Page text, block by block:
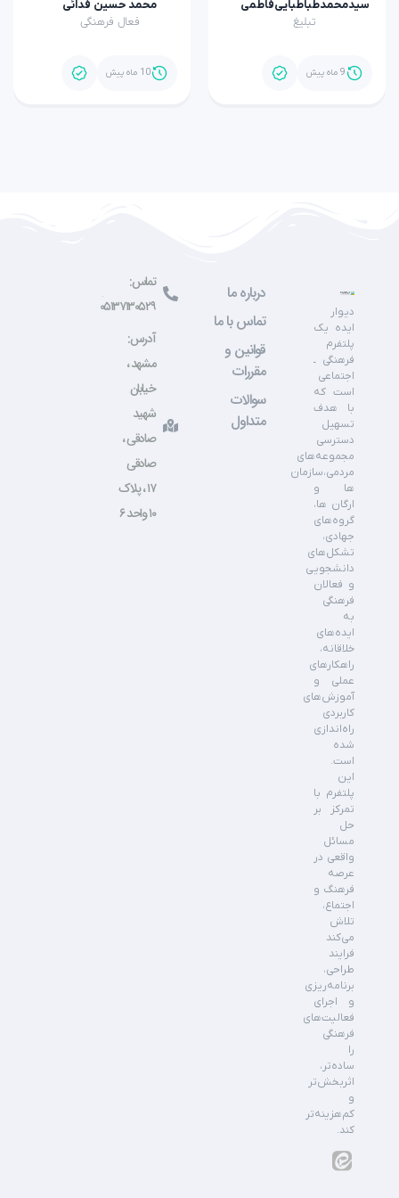
سیدمحمدطباطبایی‌فاطمی
تبلیغ
9 ماه پیش
محمد حسین فدائی
فعال فرهنگی
10 ماه پیش
دیوار
ایده یک
پلتفرم
فرهنگی ـ
اجتماعی
است که
با هدف
تسهیل
دسترسی
مجموعه‌های
مردمی،سازمان
ها و
ارگان ها،
گروه‌های
جهادی،
تشکل‌های
دانشجویی
و فعالان
فرهنگی
به
ایده‌های
خلاقانه،
راهکارهای
عملی و
آموزش‌های
کاربردی
راه‌اندازی
شده
است.
این
پلتفرم با
تمرکز بر
حل
مسائل
واقعی در
عرصه
فرهنگ و
اجتماع،
تلاش
می‌کند
فرایند
طراحی،
برنامه‌ریزی
و اجرای
فعالیت‌های
فرهنگی
را
ساده‌تر،
اثربخش‌تر
و
کم‌هزینه‌تر
کند.
درباره ما
تماس با ما
قوانین و
مقررات
سوالات
متداول
تماس:
۰۵۱۳۷۱۳۰۵۲۹
آدرس:
مشهد ،
خیابان
شهید
صادقی ،
صادقی
۱۷ ، پلاک
۱۰ واحد ۶